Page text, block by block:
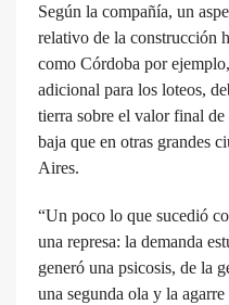
Según la compañía, un
relativo de la construcción
como Córdoba por
adicional para los loteos,
tierra sobre el valor final
baja que en otras grandes
Aires.
“Un poco lo que sucedió
una represa: la demanda
generó una psicosis, de la
una segunda ola y la